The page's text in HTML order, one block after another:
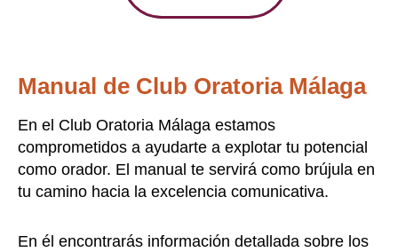
Manual de Club Oratoria Málaga
En el Club Oratoria Málaga estamos
comprometidos a ayudarte a explotar tu potencial
como orador. El manual te servirá como brújula en
tu camino hacia la excelencia comunicativa.
En él encontrarás información detallada sobre los